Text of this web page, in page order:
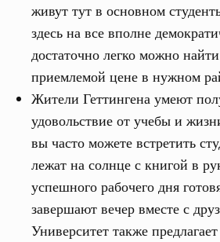
живут тут в основном
здесь на все вполне
достаточно легко можно
приемлемой цене в нужном
Жители Геттингена умеют
удовольствие от учебы и
вы часто можете встретить
лежат на солнце с книгой в
успешного рабочего дня
завершают вечер вместе с
Университет также